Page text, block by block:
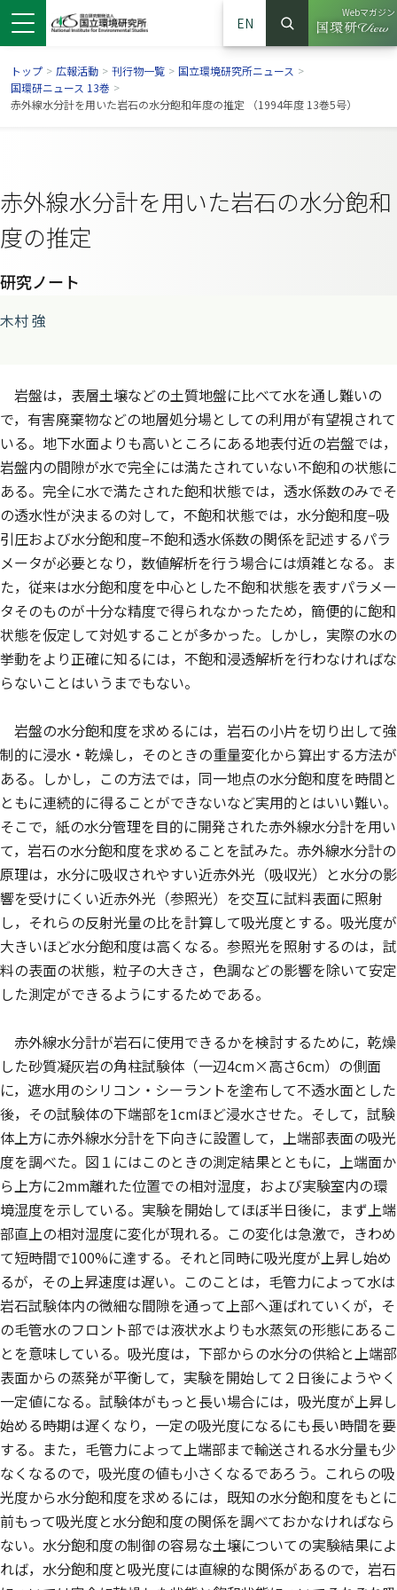
ウで開きます）
ンドウで開きます）
ウインドウで開きます）
EN
サイト内検索
検索
Webマガジン
（別ウイ
トップ > 広報活動 > 刊行物一覧 > 国立環境研究所ニュース >
国環研ニュース 13巻 >
赤外線水分計を用いた岩石の水分飽和年度の推定 （1994年度 13巻5号）
赤外線水分計を用いた岩石の水分飽和
度の推定
研究ノート
木村 強
岩盤は，表層土壌などの土質地盤に比べて水を通し難いの
で，有害廃棄物などの地層処分場としての利用が有望視されて
いる。地下水面よりも高いところにある地表付近の岩盤では，
岩盤内の間隙が水で完全には満たされていない不飽和の状態に
ある。完全に水で満たされた飽和状態では，透水係数のみでそ
の透水性が決まるの対して，不飽和状態では，水分飽和度−吸
引圧および水分飽和度−不飽和透水係数の関係を記述するパラ
メータが必要となり，数値解析を行う場合には煩雑となる。ま
た，従来は水分飽和度を中心とした不飽和状態を表すパラメー
タそのものが十分な精度で得られなかったため，簡便的に飽和
状態を仮定して対処することが多かった。しかし，実際の水の
挙動をより正確に知るには，不飽和浸透解析を行わなければな
らないことはいうまでもない。
岩盤の水分飽和度を求めるには，岩石の小片を切り出して強
制的に浸水・乾燥し，そのときの重量変化から算出する方法が
ある。しかし，この方法では，同一地点の水分飽和度を時間と
ともに連続的に得ることができないなど実用的とはいい難い。
そこで，紙の水分管理を目的に開発された赤外線水分計を用い
て，岩石の水分飽和度を求めることを試みた。赤外線水分計の
原理は，水分に吸収されやすい近赤外光（吸収光）と水分の影
響を受けにくい近赤外光（参照光）を交互に試料表面に照射
し，それらの反射光量の比を計算して吸光度とする。吸光度が
大きいほど水分飽和度は高くなる。参照光を照射するのは，試
料の表面の状態，粒子の大きさ，色調などの影響を除いて安定
した測定ができるようにするためである。
赤外線水分計が岩石に使用できるかを検討するために，乾燥
した砂質凝灰岩の角柱試験体（一辺4cm×高さ6cm）の側面
に，遮水用のシリコン・シーラントを塗布して不透水面とした
後，その試験体の下端部を1cmほど浸水させた。そして，試験
体上方に赤外線水分計を下向きに設置して，上端部表面の吸光
度を調べた。図１にはこのときの測定結果とともに，上端面か
ら上方に2mm離れた位置での相対湿度，および実験室内の環
境湿度を示している。実験を開始してほぼ半日後に，まず上端
部直上の相対湿度に変化が現れる。この変化は急激で，きわめ
て短時間で100%に達する。それと同時に吸光度が上昇し始め
るが，その上昇速度は遅い。このことは，毛管力によって水は
岩石試験体内の微細な間隙を通って上部へ運ばれていくが，そ
の毛管水のフロント部では液状水よりも水蒸気の形態にあるこ
とを意味している。吸光度は，下部からの水分の供給と上端部
表面からの蒸発が平衡して，実験を開始して２日後にようやく
一定値になる。試験体がもっと長い場合には，吸光度が上昇し
始める時期は遅くなり，一定の吸光度になるにも長い時間を要
する。また，毛管力によって上端部まで輸送される水分量も少
なくなるので，吸光度の値も小さくなるであろう。これらの吸
光度から水分飽和度を求めるには，既知の水分飽和度をもとに
前もって吸光度と水分飽和度の関係を調べておかなければなら
ない。水分飽和度の制御の容易な土壌についての実験結果によ
れば，水分飽和度と吸光度には直線的な関係があるので，岩石